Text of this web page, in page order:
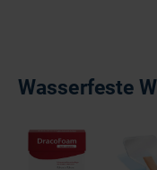
Wasserfeste